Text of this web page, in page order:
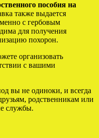
пособия на
также выдается
с гербовым
для получения
похорон.
организовать
с вашими
вы не одиноки, и всегда
родственникам или
службы.